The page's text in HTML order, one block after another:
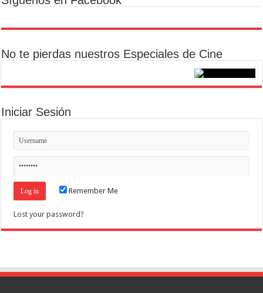
No te pierdas nuestros Especiales de Cine
Iniciar Sesión
Remember Me
Lost your password?